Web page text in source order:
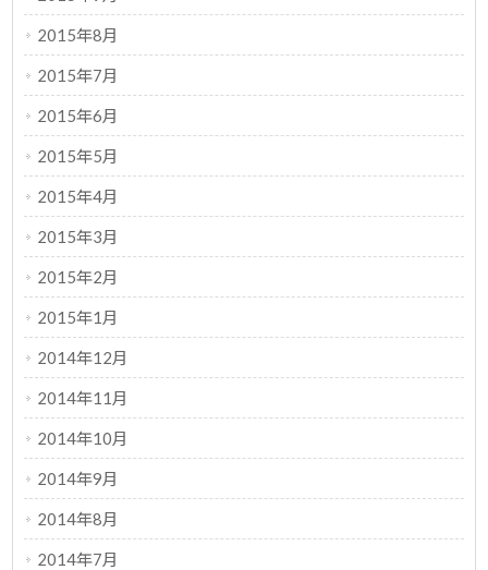
2015年8月
2015年7月
2015年6月
2015年5月
2015年4月
2015年3月
2015年2月
2015年1月
2014年12月
2014年11月
2014年10月
2014年9月
2014年8月
2014年7月